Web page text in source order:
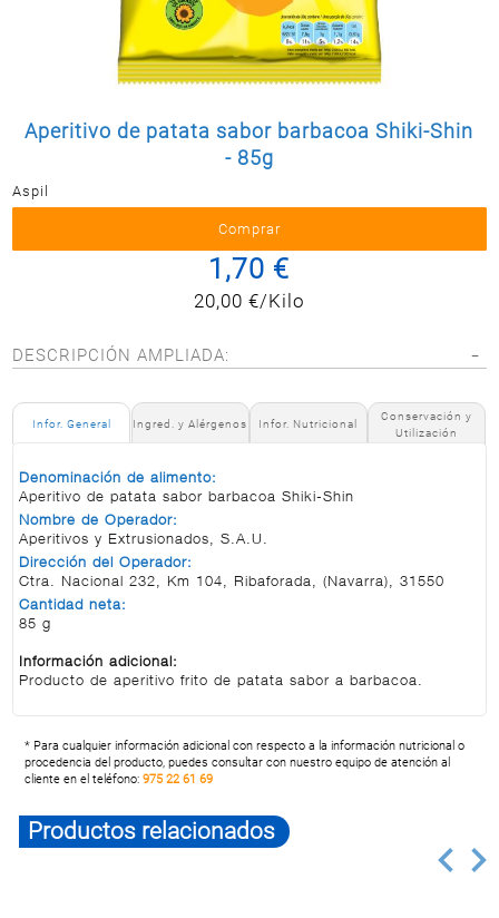
Postal
LIMPIEZA
Y HOGAR
BAZAR
Aperitivo de patata sabor barbacoa Shiki-Shin
- 85g
Aspil
1,70 €
20,00 €/Kilo
DESCRIPCIÓN AMPLIADA:
Infor. General Ingred. y Alérgenos Infor. Nutricional
Conservación y
Utilización
Denominación de alimento:
Aperitivo de patata sabor barbacoa Shiki-Shin
Nombre de Operador:
Aperitivos y Extrusionados, S.A.U.
Dirección del Operador:
Ctra. Nacional 232, Km 104, Ribaforada, (Navarra), 31550
Cantidad neta:
85 g
Información adicional:
Producto de aperitivo frito de patata sabor a barbacoa.
* Para cualquier información adicional con respecto a la información nutricional o
procedencia del producto, puedes consultar con nuestro equipo de atención al
cliente en el teléfono:975 22 61 69
Productos relacionados